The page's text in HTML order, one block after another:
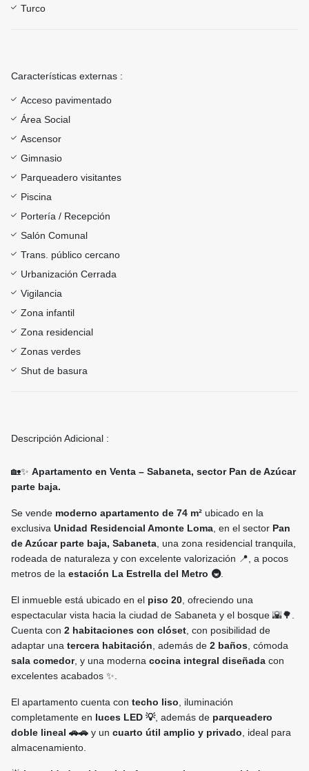
Turco
Características externas :
Acceso pavimentado
Área Social
Ascensor
Gimnasio
Parqueadero visitantes
Piscina
Portería / Recepción
Salón Comunal
Trans. público cercano
Urbanización Cerrada
Vigilancia
Zona infantil
Zona residencial
Zonas verdes
Shut de basura
Descripción Adicional :
🏡✨ Apartamento en Venta – Sabaneta, sector Pan de Azúcar
parte baja.
Se vende moderno apartamento de 74 m² ubicado en la
exclusiva Unidad Residencial Amonte Loma , en el sector Pan
de Azúcar parte baja, Sabaneta , una zona residencial tranquila,
rodeada de naturaleza y con excelente valorización 📍, a pocos
metros de la estación La Estrella del Metro 🚇.
El inmueble está ubicado en el piso 20 , ofreciendo una
espectacular vista hacia la ciudad de Sabaneta y el bosque 🌇🌳.
Cuenta con 2 habitaciones con clóset , con posibilidad de
adaptar una tercera habitación , además de 2 baños , cómoda
sala comedor, y una moderna cocina integral diseñada con
excelentes acabados ✨.
El apartamento cuenta con techo liso , iluminación
completamente en luces LED 💡, además de parqueadero
doble lineal 🚗🚗 y un cuarto útil amplio y privado , ideal para
almacenamiento.